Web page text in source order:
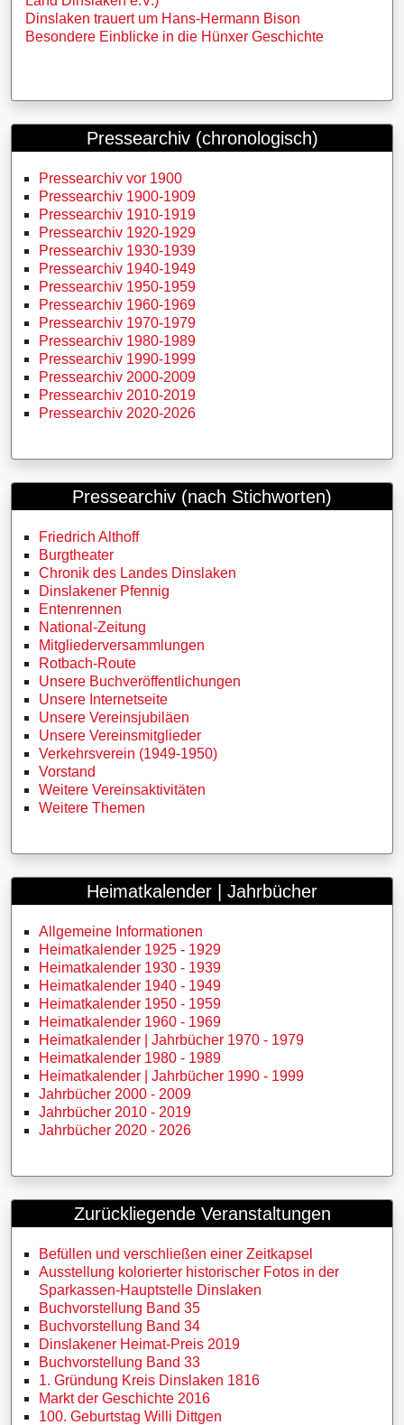
Dinslaken trauert um Hans-Hermann Bison
Besondere Einblicke in die Hünxer Geschichte
Pressearchiv (chronologisch)
Pressearchiv vor 1900
Pressearchiv 1900-1909
Pressearchiv 1910-1919
Pressearchiv 1920-1929
Pressearchiv 1930-1939
Pressearchiv 1940-1949
Pressearchiv 1950-1959
Pressearchiv 1960-1969
Pressearchiv 1970-1979
Pressearchiv 1980-1989
Pressearchiv 1990-1999
Pressearchiv 2000-2009
Pressearchiv 2010-2019
Pressearchiv 2020-2026
Pressearchiv (nach Stichworten)
Friedrich Althoff
Burgtheater
Chronik des Landes Dinslaken
Dinslakener Pfennig
Entenrennen
National-Zeitung
Mitgliederversammlungen
Rotbach-Route
Unsere Buchveröffentlichungen
Unsere Internetseite
Unsere Vereinsjubiläen
Unsere Vereinsmitglieder
Verkehrsverein (1949-1950)
Vorstand
Weitere Vereinsaktivitäten
Weitere Themen
Heimatkalender | Jahrbücher
Allgemeine Informationen
Heimatkalender 1925 - 1929
Heimatkalender 1930 - 1939
Heimatkalender 1940 - 1949
Heimatkalender 1950 - 1959
Heimatkalender 1960 - 1969
Heimatkalender | Jahrbücher 1970 - 1979
Heimatkalender 1980 - 1989
Heimatkalender | Jahrbücher 1990 - 1999
Jahrbücher 2000 - 2009
Jahrbücher 2010 - 2019
Jahrbücher 2020 - 2026
Zurückliegende Veranstaltungen
Befüllen und verschließen einer Zeitkapsel
Ausstellung kolorierter historischer Fotos in der
Sparkassen-Hauptstelle Dinslaken
Buchvorstellung Band 35
Buchvorstellung Band 34
Dinslakener Heimat-Preis 2019
Buchvorstellung Band 33
1. Gründung Kreis Dinslaken 1816
Markt der Geschichte 2016
100. Geburtstag Willi Dittgen